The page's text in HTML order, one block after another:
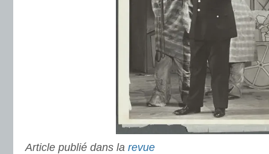
Article publié dans la revue